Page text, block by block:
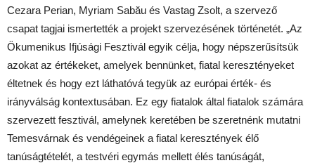
Cezara Perian, Myriam Sabău és Vastag Zsolt, a szervező
csapat tagjai ismertették a projekt szervezésének történetét. „Az
Ökumenikus Ifjúsági Fesztivál egyik célja, hogy népszerűsítsük
azokat az értékeket, amelyek bennünket, fiatal keresztényeket
éltetnek és hogy ezt láthatóvá tegyük az európai érték- és
irányválság kontextusában. Ez egy fiatalok által fiatalok számára
szervezett fesztivál, amelynek keretében be szeretnénk mutatni
Temesvárnak és vendégeinek a fiatal keresztények élő
tanúságtételét, a testvéri egymás mellett élés tanúságát,